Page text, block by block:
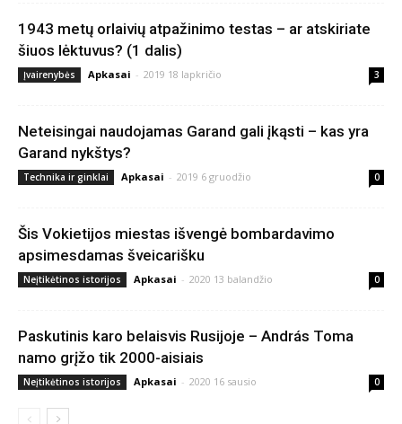
1943 metų orlaivių atpažinimo testas – ar atskiriate
šiuos lėktuvus? (1 dalis)
Įvairenybės Apkasai - 2019 18 lapkričio 3
Neteisingai naudojamas Garand gali įkąsti – kas yra
Garand nykštys?
Technika ir ginklai Apkasai - 2019 6 gruodžio 0
Šis Vokietijos miestas išvengė bombardavimo
apsimesdamas šveicarišku
Neįtikėtinos istorijos Apkasai - 2020 13 balandžio 0
Paskutinis karo belaisvis Rusijoje – András Toma
namo grįžo tik 2000-aisiais
Neįtikėtinos istorijos Apkasai - 2020 16 sausio 0